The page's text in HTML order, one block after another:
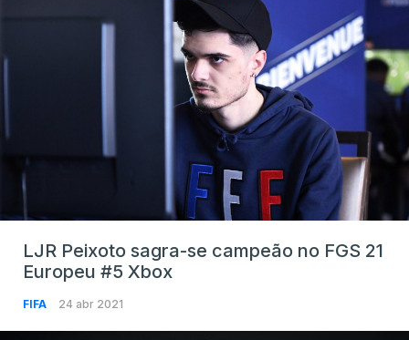
LJR Peixoto sagra-se campeão no FGS 21
Europeu #5 Xbox
FIFA 24 abr 2021